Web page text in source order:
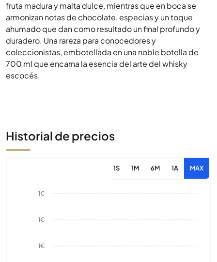
fruta madura y malta dulce, mientras que en boca se
armonizan notas de chocolate, especias y un toque
ahumado que dan como resultado un final profundo y
duradero. Una rareza para conocedores y
coleccionistas, embotellada en una noble botella de
700 ml que encarna la esencia del arte del whisky
escocés.
Historial de precios
1S 1M 6M 1A MAX
1€
1€
1€